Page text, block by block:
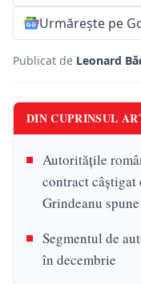
Urmărește pe
Publicat de Leonard
DIN CUPRINSUL
Autoritățile
contract câștigat
Grindeanu
Segmentul de
în decembrie